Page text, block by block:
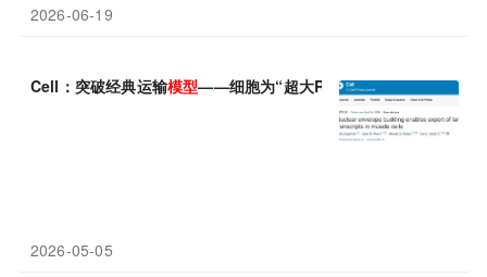
2026-06-19
Cell：突破经典运输模型——细胞为“超大RNA快递”开辟核膜绿色
2026-05-05